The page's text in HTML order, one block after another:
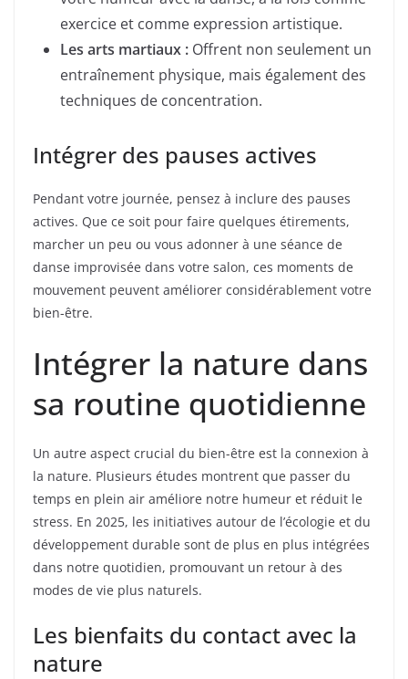
exercice et comme expression artistique.
Les arts martiaux : Offrent non seulement un
entraînement physique, mais également des
techniques de concentration.
Intégrer des pauses actives
Pendant votre journée, pensez à inclure des pauses
actives. Que ce soit pour faire quelques étirements,
marcher un peu ou vous adonner à une séance de
danse improvisée dans votre salon, ces moments de
mouvement peuvent améliorer considérablement votre
bien-être.
Intégrer la nature dans
sa routine quotidienne
Un autre aspect crucial du bien-être est la connexion à
la nature. Plusieurs études montrent que passer du
temps en plein air améliore notre humeur et réduit le
stress. En 2025, les initiatives autour de l’écologie et du
développement durable sont de plus en plus intégrées
dans notre quotidien, promouvant un retour à des
modes de vie plus naturels.
Les bienfaits du contact avec la
nature